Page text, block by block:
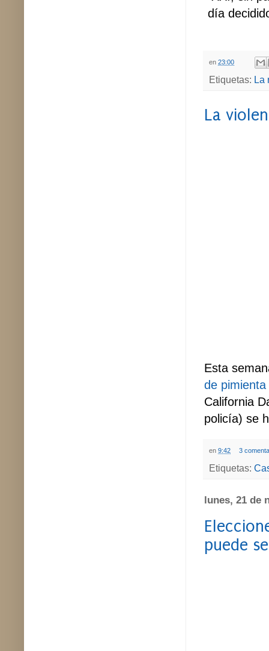
día
en 23:00
Etiquetas: La
La
Esta
de
California
policía) se
en 9:42 3
Etiquetas:
lunes, 21 de
puede